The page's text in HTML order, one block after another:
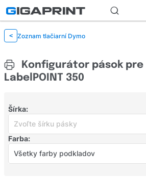
< Zoznam tlačiarní Dymo
Konfigurátor pások pre
LabelPOINT 350
Šírka:
Zvoľte šírku pásky
Zvoľte šírku pásky
šírka 6 mm(15)
Farba:
Všetky farby podkladov